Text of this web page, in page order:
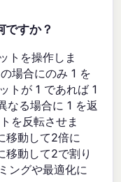
ですか？
トを操作しま
場合にのみ 1 を
トが 1 であれば 1
なる場合に 1 を返
を反転させま
移動して2倍に
移動して2で割り
ングや最適化に